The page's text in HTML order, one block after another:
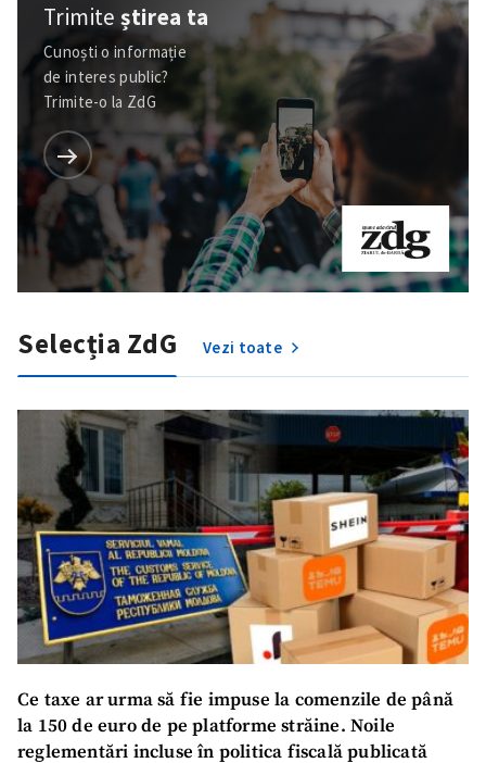
SUSȚINE
Trimiteștirea ta
Cunoști o informație
de interes public?
Trimite-o la ZdG
Selecția ZdG Vezi toate
Ce taxe ar urma să fie impuse la comenzile de până
la 150 de euro de pe platforme străine. Noile
reglementări incluse în politica fiscală publicată